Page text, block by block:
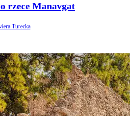
rzece Manavgat
Turecka